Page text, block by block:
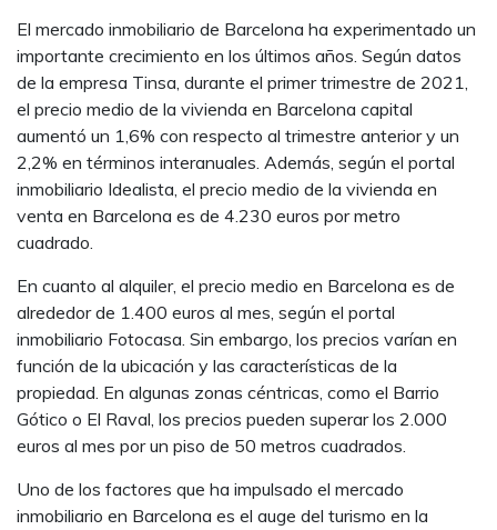
SANTA EULÀLIA
170.000 €
El mercado inmobiliario de Barcelona ha experimentado un
importante crecimiento en los últimos años. Según datos
de la empresa Tinsa, durante el primer trimestre de 2021,
el precio medio de la vivienda en Barcelona capital
aumentó un 1,6% con respecto al trimestre anterior y un
2,2% en términos interanuales. Además, según el portal
inmobiliario Idealista, el precio medio de la vivienda en
venta en Barcelona es de 4.230 euros por metro
cuadrado.
En cuanto al alquiler, el precio medio en Barcelona es de
alrededor de 1.400 euros al mes, según el portal
inmobiliario Fotocasa. Sin embargo, los precios varían en
función de la ubicación y las características de la
propiedad. En algunas zonas céntricas, como el Barrio
Gótico o El Raval, los precios pueden superar los 2.000
euros al mes por un piso de 50 metros cuadrados.
Uno de los factores que ha impulsado el mercado
inmobiliario en Barcelona es el auge del turismo en la